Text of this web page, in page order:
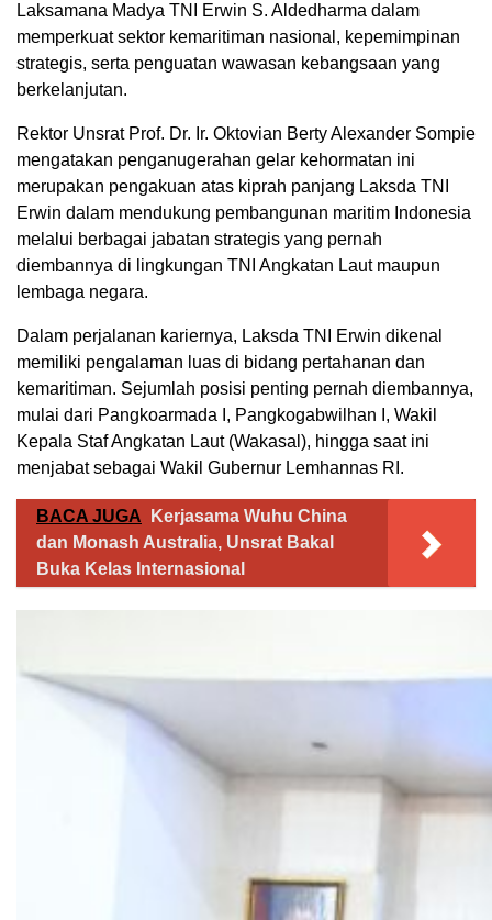
Laksamana Madya TNI Erwin S. Aldedharma dalam
memperkuat sektor kemaritiman nasional, kepemimpinan
strategis, serta penguatan wawasan kebangsaan yang
berkelanjutan.
Rektor Unsrat Prof. Dr. Ir. Oktovian Berty Alexander Sompie
mengatakan penganugerahan gelar kehormatan ini
merupakan pengakuan atas kiprah panjang Laksda TNI
Erwin dalam mendukung pembangunan maritim Indonesia
melalui berbagai jabatan strategis yang pernah
diembannya di lingkungan TNI Angkatan Laut maupun
lembaga negara.
Dalam perjalanan kariernya, Laksda TNI Erwin dikenal
memiliki pengalaman luas di bidang pertahanan dan
kemaritiman. Sejumlah posisi penting pernah diembannya,
mulai dari Pangkoarmada I, Pangkogabwilhan I, Wakil
Kepala Staf Angkatan Laut (Wakasal), hingga saat ini
menjabat sebagai Wakil Gubernur Lemhannas RI.
BACA JUGA
Kerjasama Wuhu China
dan Monash Australia, Unsrat Bakal
Buka Kelas Internasional